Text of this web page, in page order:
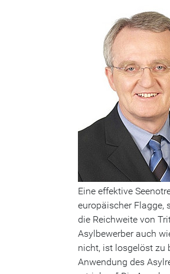
Eine effektive
europäischer Flagge,
die Reichweite von
Asylbewerber auch
nicht, ist losgelöst zu
Anwendung des